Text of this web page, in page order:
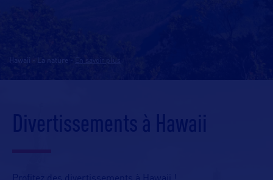
Hawaii - La nature
Divertissements à Hawaii